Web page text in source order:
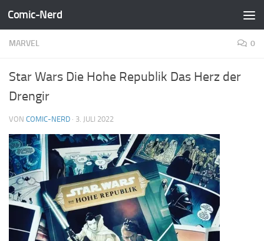
Zum Inhalt springen
Comic-Nerd
MARVEL 0
Star Wars Die Hohe Republik Das Herz der
Drengir
VON COMIC-NERD · 3. JULI 2022